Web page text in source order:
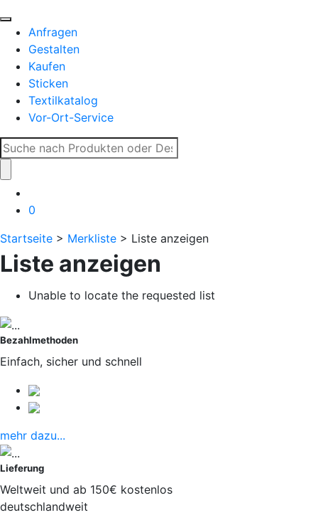
Anfragen
Gestalten
Kaufen
Sticken
Textilkatalog
Vor-Ort-Service
Suche
nach:
0
Startseite > Merkliste > Liste anzeigen
Liste anzeigen
Unable to locate the requested list
Bezahlmethoden
Einfach, sicher und schnell
mehr dazu...
Lieferung
Weltweit und ab 150€ kostenlos
deutschlandweit